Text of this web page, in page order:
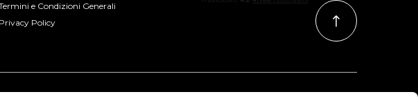
e Condizioni Generali
Privacy Policy